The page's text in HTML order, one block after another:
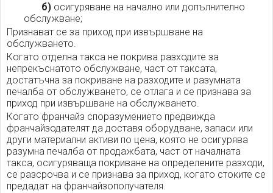
б)осигуряване на начално или допълнително
обслужване;
Признават се за приход при извършване на
обслужването.
Когато отделна такса не покрива разходите за
непрекъснатото обслужване, част от таксата,
достатъчна за покриване на разходите и разумната
печалба от обслужването, се отлага и се признава за
приход при извършване на обслужването.
Когато франчайз споразумението предвижда
франчайзодателят да доставя оборудване, запаси или
други материални активи по цена, която не осигурява
разумна печалба от продажбата, част от началната
такса, осигуряваща покриване на определените разходи,
се разсрочва и се признава за приход, когато стоките се
предадат на франчайзополучателя.